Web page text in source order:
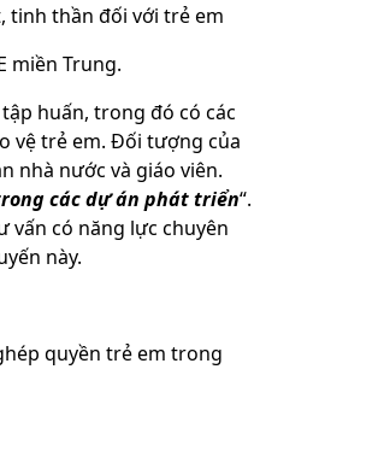
tinh thần đối với trẻ em
miền Trung.
huấn, trong đó có các
vệ trẻ em. Đối tượng của
nhà nước và giáo viên.
các dự án phát triển“.
vấn có năng lực chuyên
này.
quyền trẻ em trong